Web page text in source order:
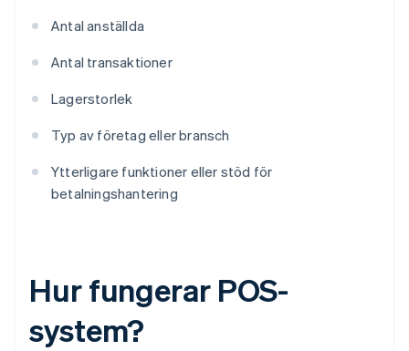
Antal anställda
Antal transaktioner
Lagerstorlek
Typ av företag eller bransch
Ytterligare funktioner eller stöd för
betalningshantering
Hur fungerar POS-
system?